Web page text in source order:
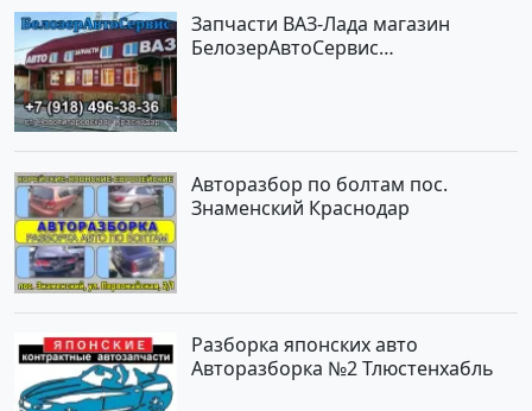
Запчасти ВАЗ-Лада магазин
БелозерАвтоСервис
Авторазбор по болтам пос.
Знаменский Краснодар
Разборка японских авто
Авторазборка №2 Тлюстенхабль